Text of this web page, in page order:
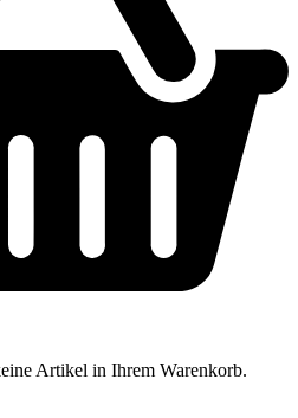
Artikel in Ihrem Warenkorb.